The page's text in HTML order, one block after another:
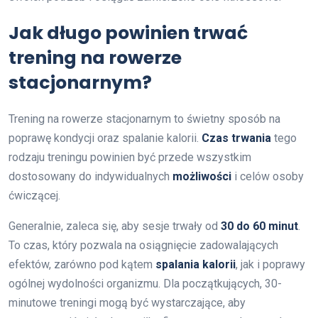
Jak długo powinien trwać
trening na rowerze
stacjonarnym?
Trening na rowerze stacjonarnym to świetny sposób na
poprawę kondycji oraz spalanie kalorii. Czas trwania tego
rodzaju treningu powinien być przede wszystkim
dostosowany do indywidualnych możliwości i celów osoby
ćwiczącej.
Generalnie, zaleca się, aby sesje trwały od 30 do 60 minut.
To czas, który pozwala na osiągnięcie zadowalających
efektów, zarówno pod kątem spalania kalorii, jak i poprawy
ogólnej wydolności organizmu. Dla początkujących, 30-
minutowe treningi mogą być wystarczające, aby